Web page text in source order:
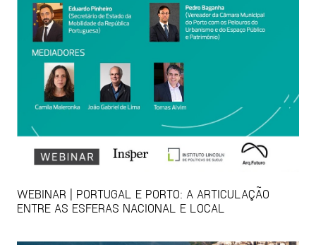
WEBINAR | PORTUGAL E PORTO: A ARTICULAÇÃO
ENTRE AS ESFERAS NACIONAL E LOCAL